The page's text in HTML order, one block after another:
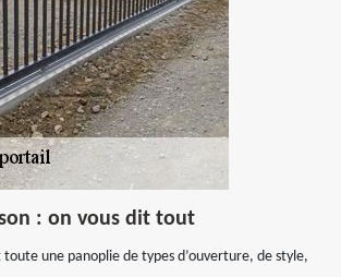
: on vous dit tout
une panoplie de types d’ouverture, de style,